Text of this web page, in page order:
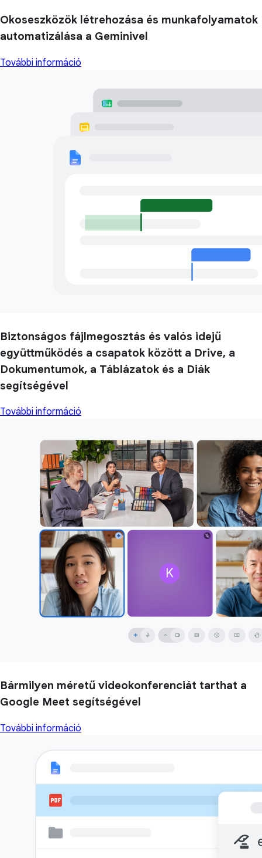
Okoseszközök létrehozása és munkafolyamatok
automatizálása a Geminivel
További információ
Biztonságos fájlmegosztás és valós idejű
együttműködés a csapatok között a Drive, a
Dokumentumok, a Táblázatok és a Diák
segítségével
További információ
Bármilyen méretű videokonferenciát tarthat a
Google Meet segítségével
További információ